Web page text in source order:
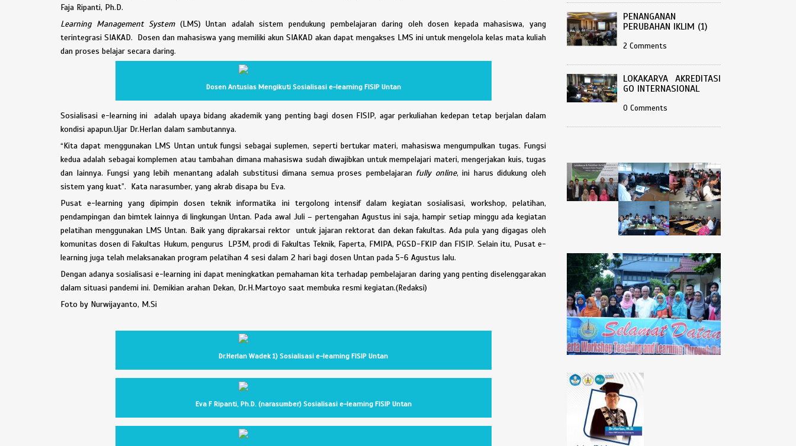
Faja Ripanti, Ph.D.
Learning Management System(LMS) Untan adalah sistem pendukung pembelajaran daring oleh dosen kepada mahasiswa, yang
terintegrasi SIAKAD. Dosen dan mahasiswa yang memiliki akun SIAKAD akan dapat mengakses LMS ini untuk mengelola kelas mata kuliah
dan proses belajar secara daring.
Dosen Antusias Mengikuti Sosialisasi e-learning FISIP Untan
Sosialisasi e-learning ini adalah upaya bidang akademik yang penting bagi dosen FISIP, agar perkuliahan kedepan tetap berjalan dalam
kondisi apapun.Ujar Dr.Herlan dalam sambutannya.
“Kita dapat menggunakan LMS Untan untuk fungsi sebagai suplemen, seperti bertukar materi, mahasiswa mengumpulkan tugas. Fungsi
kedua adalah sebagai komplemen atau tambahan dimana mahasiswa sudah diwajibkan untuk mempelajari materi, mengerjakan kuis, tugas
dan lainnya. Fungsi yang lebih menantang adalah substitusi dimana semua proses pembelajaran fully online, ini harus didukung oleh
sistem yang kuat”. Kata narasumber, yang akrab disapa bu Eva.
Pusat e-learning yang dipimpin dosen teknik informatika ini tergolong intensif dalam kegiatan sosialisasi, workshop, pelatihan,
pendampingan dan bimtek lainnya di lingkungan Untan. Pada awal Juli – pertengahan Agustus ini saja, hampir setiap minggu ada kegiatan
pelatihan menggunakan LMS Untan. Baik yang diprakarsai rektor untuk jajaran rektorat dan dekan fakultas. Ada pula yang digagas oleh
komunitas dosen di Fakultas Hukum, pengurus LP3M, prodi di Fakultas Teknik, Faperta, FMIPA, PGSD-FKIP dan FISIP. Selain itu, Pusat e-
learning juga telah melaksanakan program pelatihan 4 sesi dalam 2 hari bagi dosen Untan pada 5-6 Agustus lalu.
Dengan adanya sosialisasi e-learning ini dapat meningkatkan pemahaman kita terhadap pembelajaran daring yang penting diselenggarakan
dalam situasi pandemi ini. Demikian arahan Dekan, Dr.H.Martoyo saat membuka resmi kegiatan.(Redaksi)
Foto by Nurwijayanto, M.Si
Dr.Herlan Wadek 1) Sosialisasi e-learning FISIP Untan
Eva F Ripanti, Ph.D. (narasumber) Sosialisasi e-learning FISIP Untan
PENANGANAN
PERUBAHAN IKLIM (1)
2 Comments
LOKAKARYA AKREDITASI
GO INTERNASIONAL
0 Comments